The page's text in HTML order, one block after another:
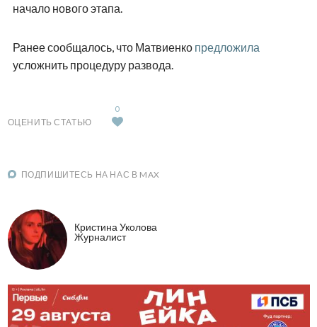
начало нового этапа.
Ранее сообщалось, что Матвиенко предложила
усложнить процедуру развода.
ОЦЕНИТЬ СТАТЬЮ
0
ПОДПИШИТЕСЬ НА НАС В MAX
Кристина Уколова
Журналист